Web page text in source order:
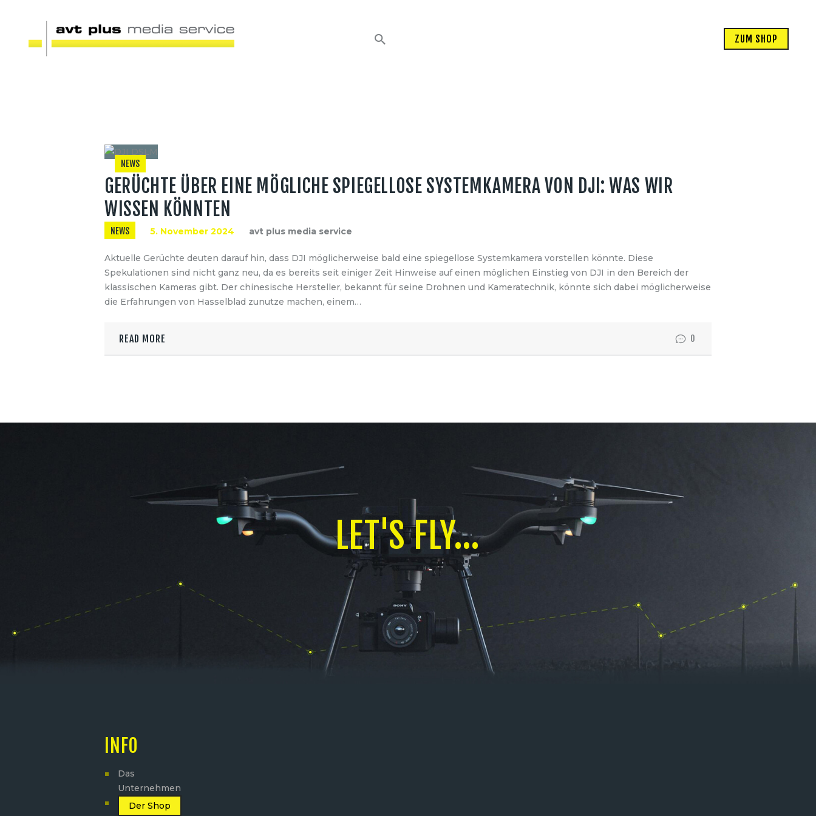
ZUM SHOP
NEWS
GERÜCHTE ÜBER EINE MÖGLICHE SPIEGELLOSE SYSTEMKAMERA VON DJI: WAS WIR
WISSEN KÖNNTEN
NEWS 5. November 2024 avt plus media service
Aktuelle Gerüchte deuten darauf hin, dass DJI möglicherweise bald eine spiegellose Systemkamera vorstellen könnte. Diese
Spekulationen sind nicht ganz neu, da es bereits seit einiger Zeit Hinweise auf einen möglichen Einstieg von DJI in den Bereich der
klassischen Kameras gibt. Der chinesische Hersteller, bekannt für seine Drohnen und Kameratechnik, könnte sich dabei möglicherweise
die Erfahrungen von Hasselblad zunutze machen, einem…
READ MORE 0
LET'S FLY...
INFO
Das
Unternehmen
Der Shop